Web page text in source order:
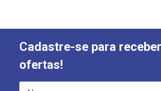
Cadastre-se para
ofertas!